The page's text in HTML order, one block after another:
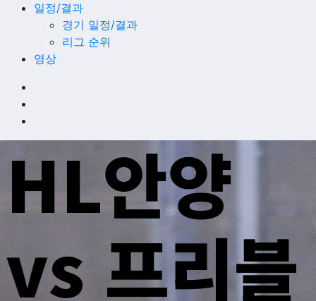
일정/결과
경기 일정/결과
리그 순위
영상
HL안양
vs 프리블